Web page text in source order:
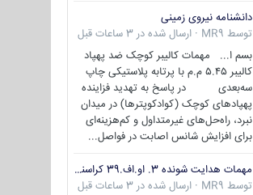
دانشنامه نیروی زمینی
توسط MR9
· ارسال شده در 3 ساعات قبل
بسم ا... مهمات کالیبر کوچک ضد پهپاد
کالیبر ۵.۴۵ م.م با پرتابه پلاستیکی چاپ
سه‌بعدی در پاسخ به تهدید فزاینده
پهپادهای کوچک (کوادکوپترها) در میدان
نبرد، راه‌حل‌های غیرمتداول و کم‌هزینه‌ای
برای افزایش شانس اصابت در فواصل...
مهمات هدایت شونده 3. او.اف.39 کراسنوپل/بصیر( Krasnopol 3OF39 )
توسط MR9
· ارسال شده در 3 ساعات قبل